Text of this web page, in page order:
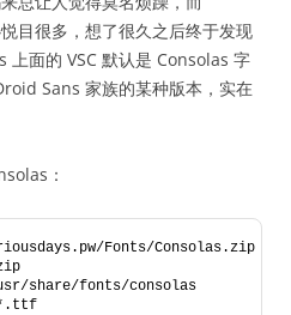
目很多，想了很久之后终于发现
面的 VSC 默认是 Consolas 字
Sans 家族的某种版本，实在
：
Fonts/Consolas.zip
share/fonts/consolas